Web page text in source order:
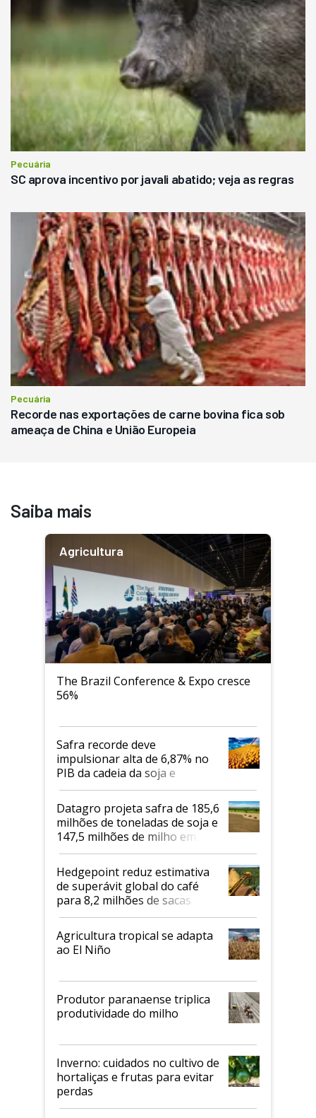
Pecuária
SC aprova incentivo por javali abatido; veja as regras
Pecuária
Recorde nas exportações de carne bovina fica sob
ameaça de China e União Europeia
Saiba mais
Agricultura
The Brazil Conference & Expo cresce
56%
Safra recorde deve
impulsionar alta de 6,87% no
PIB da cadeia da soja e
biodiesel em 2026
Datagro projeta safra de 185,6
milhões de toneladas de soja e
147,5 milhões de milho em
2026/27
Hedgepoint reduz estimativa
de superávit global do café
para 8,2 milhões de sacas
Agricultura tropical se adapta
ao El Niño
Produtor paranaense triplica
produtividade do milho
Inverno: cuidados no cultivo de
hortaliças e frutas para evitar
perdas